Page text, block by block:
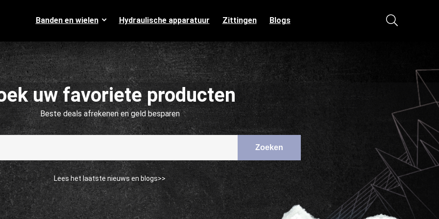
Banden en wielen Hydraulische apparatuur Zittingen Blogs
uw favoriete producten
Beste deals afrekenen en geld besparen
Zoeken
Lees het laatste nieuws en blogs>>